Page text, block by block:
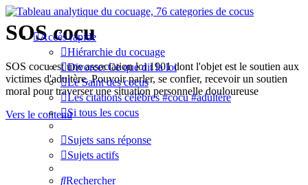
SOS cocu
SOS cocu est une association loi 1901 dont l'objet est le soutien aux
victimes d'adultère. Pouvoir parler, se confier, recevoir un soutien
moral pour traverser une situation personnelle douloureuse
Vers le contenu
Accès rapide
Hiérarchie du cocuage
Divorce: Ce que dit la loi
Le Saint des cocus
Les citations célèbres #cocu #adultère
Si tous les cocus
Sujets sans réponse
Sujets actifs
Rechercher